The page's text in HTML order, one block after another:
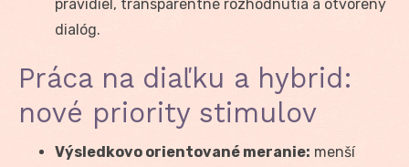
pravidiel, transparentné rozhodnutia a otvorený
dialóg.
Práca na diaľku a hybrid:
nové priority stimulov
Výsledkovo orientované meranie: menší